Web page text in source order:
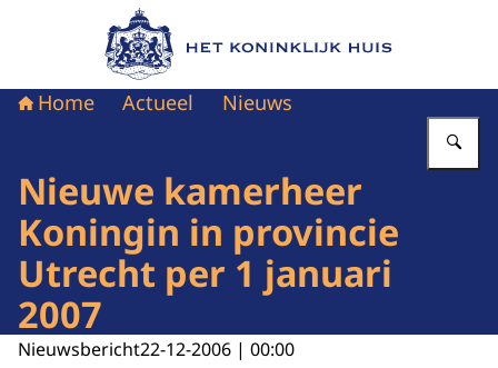
Naar de homepage van Het Koninklijk Huis
Home Actueel Nieuws
Nieuwe kamerheer
Koningin in provincie
Utrecht per 1 januari
2007
Nieuwsbericht22-12-2006 | 00:00